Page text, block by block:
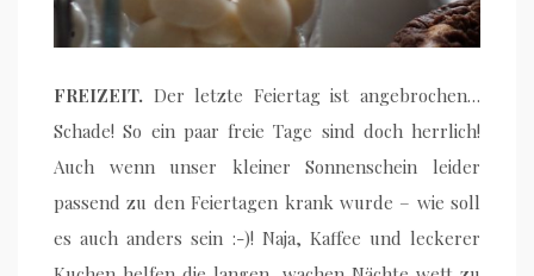
FREIZEIT. Der letzte Feiertag ist angebrochen…
Schade! So ein paar freie Tage sind doch herrlich!
Auch wenn unser kleiner Sonnenschein leider
passend zu den Feiertagen krank wurde – wie soll
es auch anders sein :-)! Naja, Kaffee und leckerer